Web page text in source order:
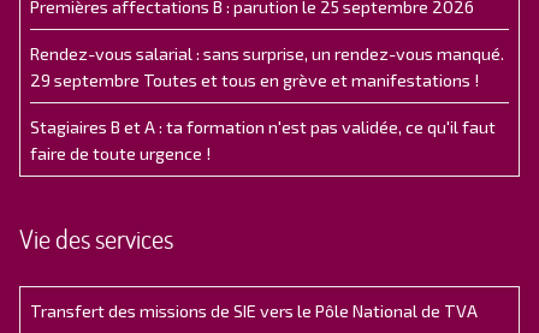
Premières affectations B : parution le 25 septembre 2026
Rendez-vous salarial : sans surprise, un rendez-vous manqué.
29 septembre Toutes et tous en grève et manifestations !
Stagiaires B et A : ta formation n'est pas validée, ce qu'il faut
faire de toute urgence !
Vie des services
Transfert des missions de SIE vers le Pôle National de TVA